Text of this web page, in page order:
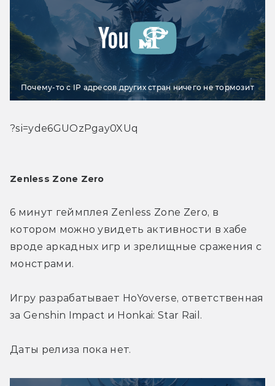
Почему-то с IP адресов других стран ничего не тормозит
?si=yde6GUOzPgay0XUq
Zenless Zone Zero
6 минут геймплея Zenless Zone Zero, в
котором можно увидеть активности в хабе
вроде аркадных игр и зрелищные сражения с
монстрами.
Игру разрабатывает HoYoverse, ответственная
за Genshin Impact и Honkai: Star Rail.
Даты релиза пока нет.